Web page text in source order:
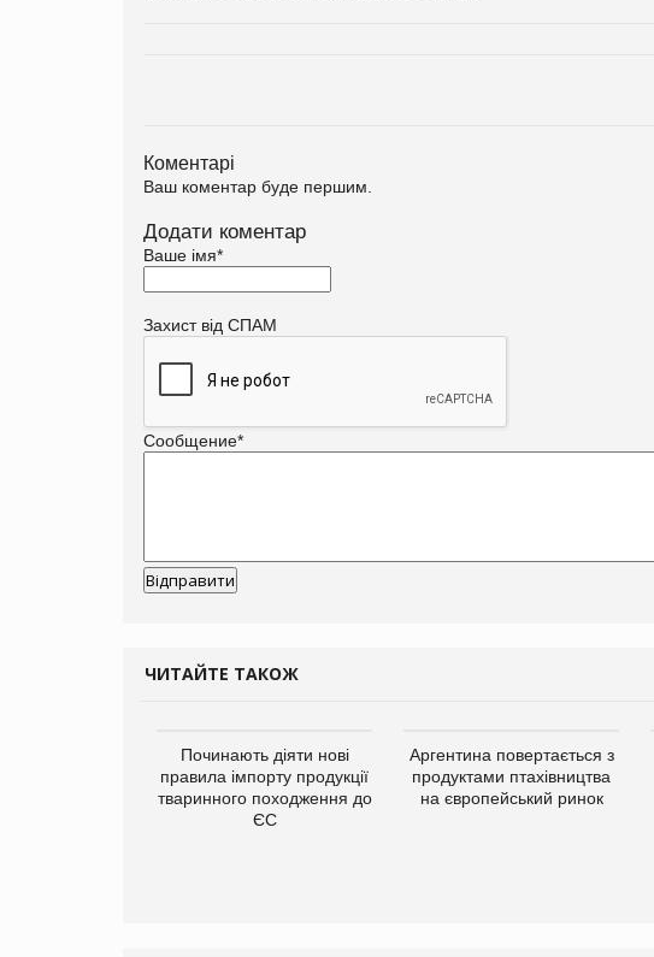
Коментарі
Ваш коментар буде першим.
Додати коментар
Ваше імя*
Захист від СПАМ
Сообщение*
ЧИТАЙТЕ ТАКОЖ
Починають діяти нові
правила імпорту продукції
тваринного походження до
ЄС
Аргентина повертається з
продуктами птахівництва
на європейський ринок